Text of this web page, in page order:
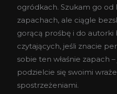
ogródkach. Szukam go
zapachach, ale ciągle
gorącą prośbę i do autorki
czytających, jeśli znacie
sobie ten właśnie zapach
podzielcie się swoimi
spostrzeżeniami.